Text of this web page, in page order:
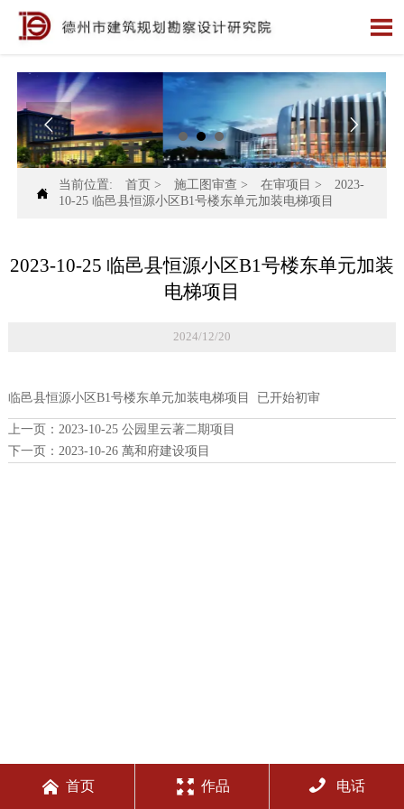

 

当前位置: 首页 > 施工图审查 > 在审项目 >
2023-
10-25 临邑县恒源小区B1号楼东单元加装电梯项目
2023-10-25 临邑县恒源小区B1号楼东单元加装
电梯项目
2024/12/20
临邑县恒源小区B1号楼东单元加装电梯项目 已开始初审
上一页：
2023-10-25 公园里云著二期项目
下一页：
2023-10-26 萬和府建设项目
 首页  作品  电话